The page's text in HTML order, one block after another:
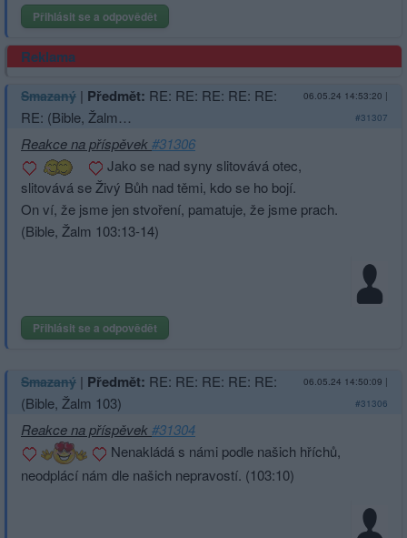
Přihlásit se a odpovědět
Reklama
Smazaný | Předmět: RE: RE: RE: RE: RE:
RE: (Bible, Žalm…
06.05.24 14:53:20 |
#31307
Reakce na příspěvek#31306
Jako se nad syny slitovává otec,
slitovává se Živý Bůh nad těmi, kdo se ho bojí.
On ví, že jsme jen stvoření, pamatuje, že jsme prach.
(Bible, Žalm 103:13-14)
Přihlásit se a odpovědět
Smazaný | Předmět: RE: RE: RE: RE: RE:
(Bible, Žalm 103)
06.05.24 14:50:09 |
#31306
Reakce na příspěvek#31304
Nenakládá s námi podle našich hříchů,
neodplácí nám dle našich nepravostí. (103:10)